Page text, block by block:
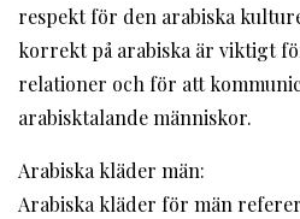
respekt för den arabiska
korrekt på arabiska är viktigt
relationer och för att
arabisktalande människor.
Arabiska kläder män:
Arabiska kläder för män